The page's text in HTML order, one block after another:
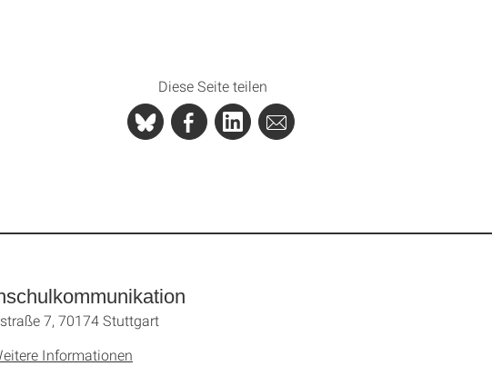
Diese Seite teilen
7, 70174 Stuttgart
Informationen